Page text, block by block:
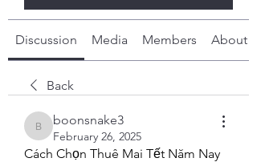
Discussion Media Members About
Back
boonsnake3
boonsnake3
February 26, 2025
Cách Chọn Thuê Mai Tết Năm Nay